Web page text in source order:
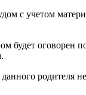
с учетом
будет оговорен
родителя